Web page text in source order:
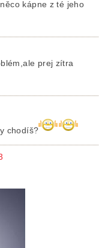
kápne z té jeho
prej zítra
chodíš?